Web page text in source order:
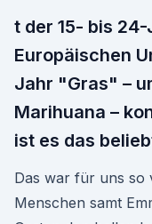
t der 15- bis
Europäischen
Jahr "Gras" –
Marihuana –
ist es das
Das war für uns so
Menschen samt